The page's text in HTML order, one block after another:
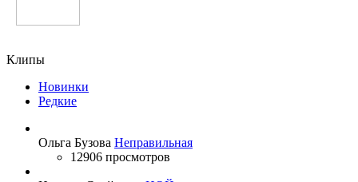
Клипы
Новинки
Редкие
Ольга Бузова Неправильная
12906 просмотров